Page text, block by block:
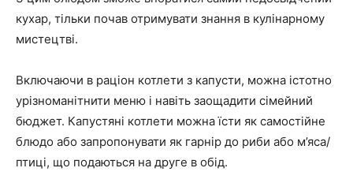
кухар, тільки почав отримувати знання в кулінарному
мистецтві.
Включаючи в раціон котлети з капусти, можна істотно
урізноманітнити меню і навіть заощадити сімейний
бюджет. Капустяні котлети можна їсти як самостійне
блюдо або запропонувати як гарнір до риби або м’яса/
птиці, що подаються на друге в обід.